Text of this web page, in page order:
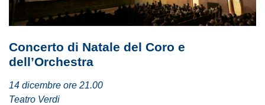
Concerto di Natale del Coro e
dell’Orchestra
14 dicembre ore 21.00
Teatro Verdi